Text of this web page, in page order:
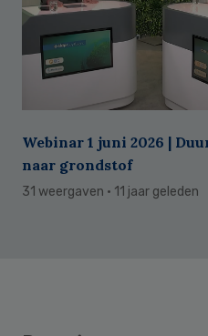
Webinar 1 juni 2026 |
naar grondstof
31 weergaven · 11 jaar geleden